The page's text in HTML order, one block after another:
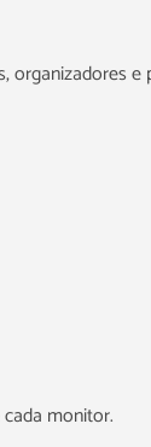
e
monitor.